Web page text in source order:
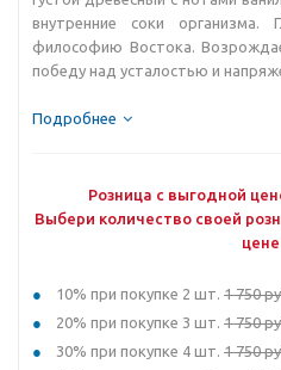
внутренние соки организма.
философию Востока.
победу над усталостью и
Подробнее
Розница с выгодной
Выбери количество своей
цене
10% при покупке 2 шт. 1 750
20% при покупке 3 шт. 1 750
30% при покупке 4 шт. 1 750